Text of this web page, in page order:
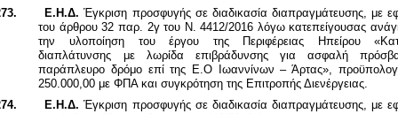
Ε.Η.Δ.Έγκριση προσφυγής σε διαδικασία διαπραγμάτευσης, με
του άρθρου 32 παρ. 2γ του Ν. 4412/2016 λόγω κατεπείγουσας
την υλοποίηση του έργου της Περιφέρειας Ηπείρου
διαπλάτυνσης με λωρίδα επιβράδυνσης για ασφαλή
παράπλευρο δρόμο επί της Ε.Ο Ιωαννίνων – Άρτας»,
250.000,00 με ΦΠΑ και συγκρότηση της Επιτροπής Διενέργειας.
Ε.Η.Δ.Έγκριση προσφυγής σε διαδικασία διαπραγμάτευσης, με